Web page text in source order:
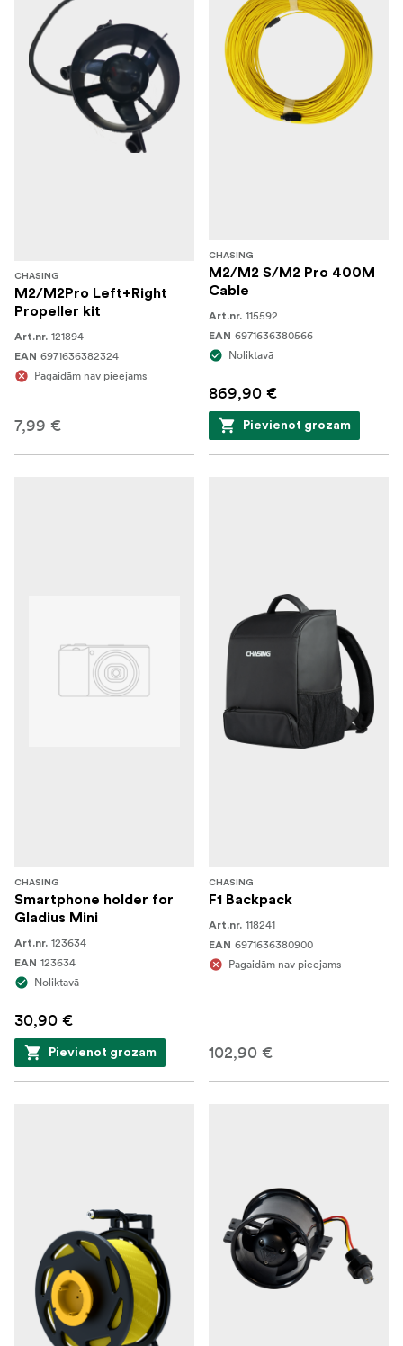
CHASING
M2/M2Pro Left+Right
Propeller kit
Art.nr. 121894
EAN 6971636382324
Pagaidām nav pieejams
7,99 €
CHASING
M2/M2 S/M2 Pro 400M
Cable
Art.nr. 115592
EAN 6971636380566
Noliktavā
869,90 €
Pievienot grozam
CHASING
Smartphone holder for
Gladius Mini
Art.nr. 123634
EAN 123634
Noliktavā
30,90 €
Pievienot grozam
CHASING
F1 Backpack
Art.nr. 118241
EAN 6971636380900
Pagaidām nav pieejams
102,90 €